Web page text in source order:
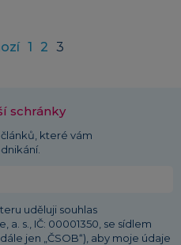
1 2 3
schránky
které vám
uděluji souhlas
s., IČ: 00001350, se sídlem
jen „ČSOB“), aby moje údaje